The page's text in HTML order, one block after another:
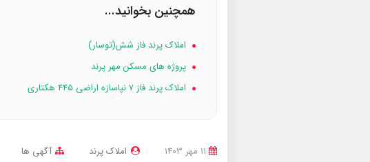
همچنین بخوانید...
املاک پرند فاز شش(توسار)
پروژه های مسکن مهر پرند
املاک پرند فاز ۷ نپاسازه اراضی ۴۴۵ هکتاری
املاک پرند
آگهی ها